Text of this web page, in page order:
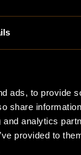
ads, to provide
share
analytics
provided to